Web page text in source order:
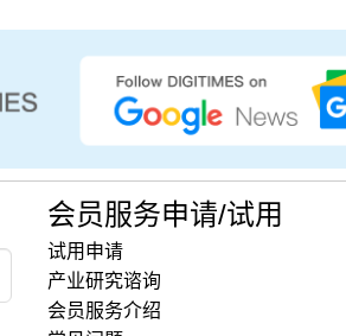
会员服务申请/试用
试用申请
产业研究谘询
会员服务介绍